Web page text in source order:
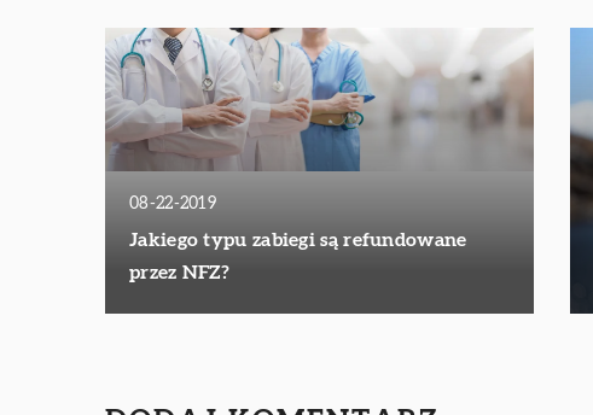
08-22-2019
Jakiego typu zabiegi są refundowane
przez NFZ?